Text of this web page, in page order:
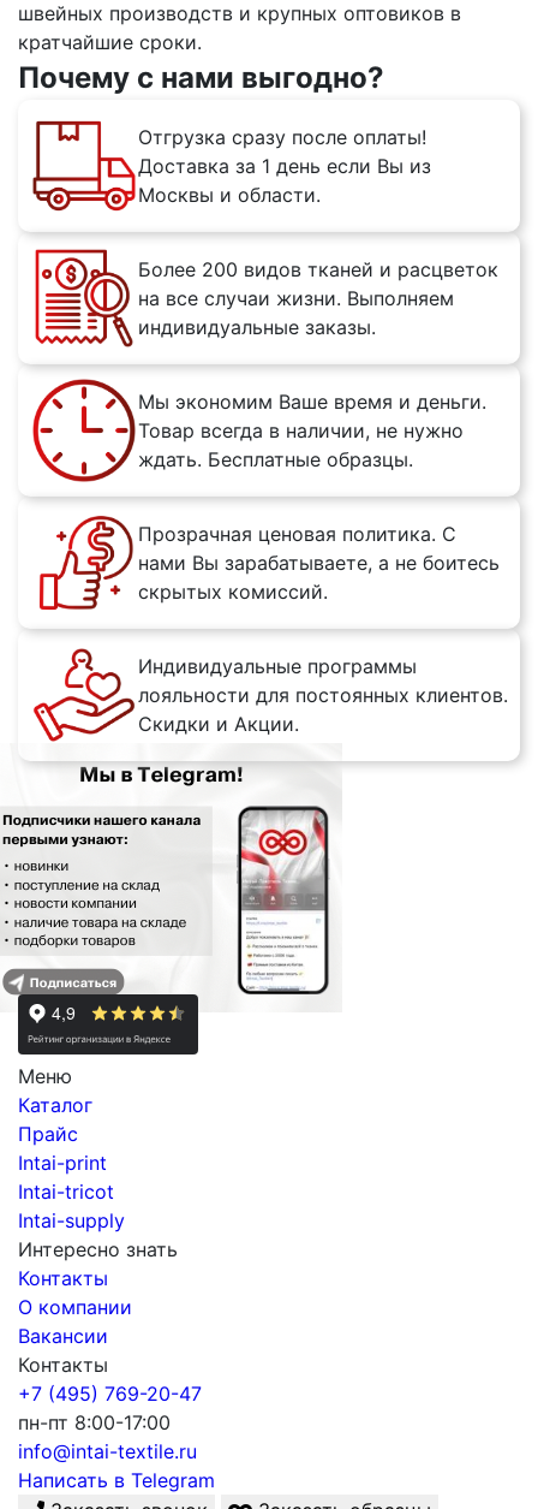
швейных производств и крупных оптовиков в
кратчайшие сроки.
Почему с нами выгодно?
Отгрузка сразу после оплаты!
Доставка за 1 день если Вы из
Москвы и области.
Более 200 видов тканей и расцветок
на все случаи жизни. Выполняем
индивидуальные заказы.
Мы экономим Ваше время и деньги.
Товар всегда в наличии, не нужно
ждать. Бесплатные образцы.
Прозрачная ценовая политика. С
нами Вы зарабатываете, а не боитесь
скрытых комиссий.
Индивидуальные программы
лояльности для постоянных клиентов.
Скидки и Акции.
Меню
Каталог
Прайс
Intai-print
Intai-tricot
Intai-supply
Интересно знать
Контакты
О компании
Вакансии
Контакты
+7 (495) 769-20-47
пн-пт 8:00-17:00
info@intai-textile.ru
Написать в Telegram